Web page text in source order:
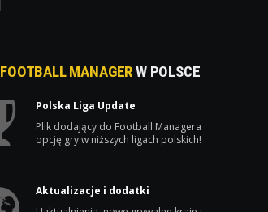
FOOTBALL MANAGERW POLSCE
Polska Liga Update
Plik dodający do Football Managera
opcję gry w niższych ligach polskich!
Aktualizacje i dodatki